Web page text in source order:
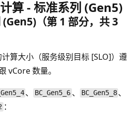
算 - 标准系列 (Gen5)
（第 1 部分，共 3
算大小（服务级别目标 [SLO]）遵
vCore 数量。
、 BC_Gen5_6 、 BC_Gen5_8 、
：